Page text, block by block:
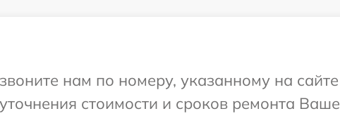
нам по номеру, указанному на
стоимости и сроков ремонта